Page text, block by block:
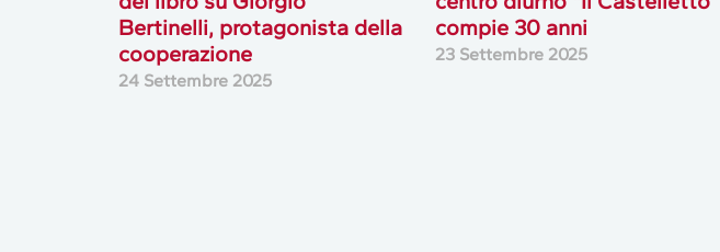
Bertinelli, protagonista della
cooperazione
24 Settembre 2025
compie 30 anni
23 Settembre 2025